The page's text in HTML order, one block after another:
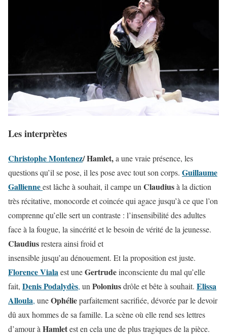
Les interprètes
Christophe Montenez/ Hamlet,a une vraie présence, les
questions qu’il se pose, il les pose avec tout son corps. Guillaume
Gallienneest lâche à souhait, il campe un Claudiusà la diction
très récitative, monocorde et coincée qui agace jusqu’à ce que l’on
comprenne qu’elle sert un contraste : l’insensibilité des adultes
face à la fougue, la sincérité et le besoin de vérité de la jeunesse.
Claudiusrestera ainsi froid et
insensible jusqu’au dénouement. Et la proposition est juste.
Florence Vialaest uneGertrudeinconsciente du mal qu’elle
fait, Denis Podalydès, un Poloniusdrôle et bête à souhait. Elissa
Alloula, uneOphélieparfaitement sacrifiée, dévorée par le devoir
dû aux hommes de sa famille. La scène où elle rend ses lettres
d’amour à Hamletest en cela une de plus tragiques de la pièce.